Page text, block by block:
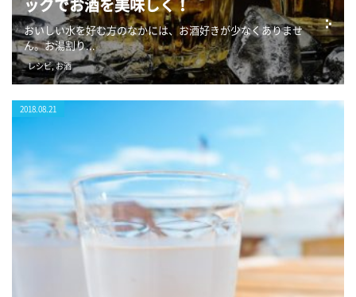
おいしい水を好む方のなかには、お酒好きが少なくありませ
ん。お湯割り...
レシピ,お酒
2018.08.21